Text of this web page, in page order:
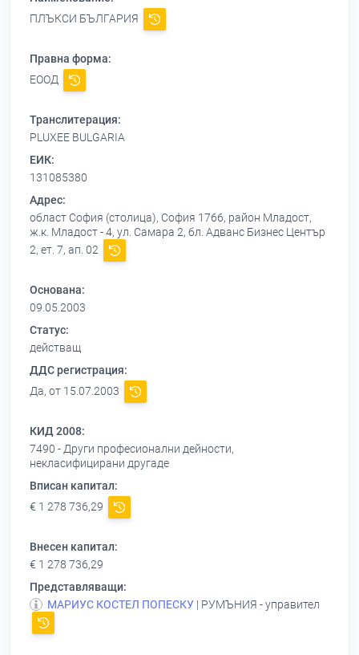
ПЛЪКСИ БЪЛГАРИЯ
Правна форма:
ЕООД
Транслитерация:
PLUXEE BULGARIA
ЕИК:
131085380
Адрес:
област София (столица), София 1766, район Младост,
ж.к. Младост - 4, ул. Самара 2, бл. Адванс Бизнес Център
2, ет. 7, ап. 02
Основана:
09.05.2003
Статус:
действащ
ДДС регистрация:
Да, от 15.07.2003
КИД 2008:
7490 - Други професионални дейности,
некласифицирани другаде
Вписан капитал:
€ 1 278 736,29
Внесен капитал:
€ 1 278 736,29
Представляващи:
МАРИУС КОСТЕЛ ПОПЕСКУ | РУМЪНИЯ - управител